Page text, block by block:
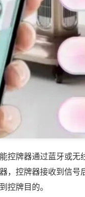
控牌器通过蓝牙或
，控牌器接收到信
控牌目的。